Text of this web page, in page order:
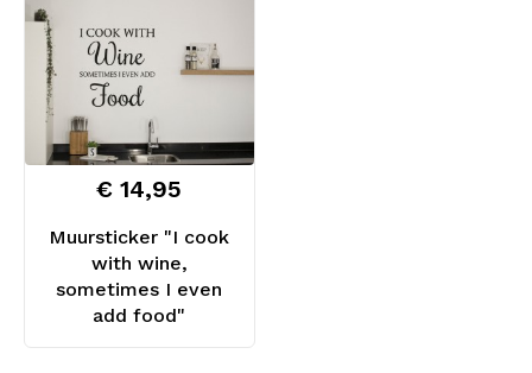
Muursticker "I cook
with wine,
sometimes I even
add food"
€ 14,95